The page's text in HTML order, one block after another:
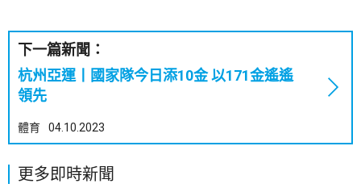
下一篇新聞：
杭州亞運丨國家隊今日添10金 以171金遙遙
領先
體育 04.10.2023
更多即時新聞